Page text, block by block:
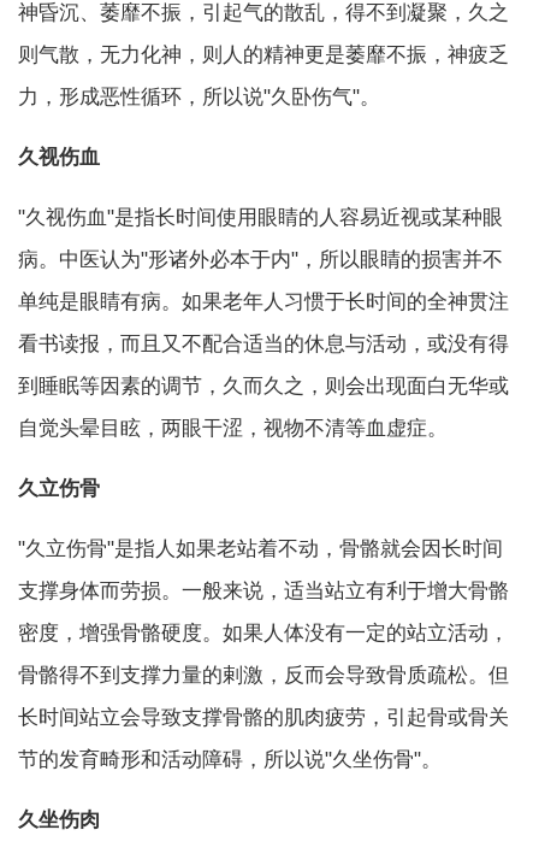
神昏沉、萎靡不振，引起气的散乱，得不到凝聚，久之
则气散，无力化神，则人的精神更是萎靡不振，神疲乏
力，形成恶性循环，所以说"久卧伤气"。
久视伤血
"久视伤血"是指长时间使用眼睛的人容易近视或某种眼
病。中医认为"形诸外必本于内"，所以眼睛的损害并不
单纯是眼睛有病。如果老年人习惯于长时间的全神贯注
看书读报，而且又不配合适当的休息与活动，或没有得
到睡眠等因素的调节，久而久之，则会出现面白无华或
自觉头晕目眩，两眼干涩，视物不清等血虚症。
久立伤骨
"久立伤骨"是指人如果老站着不动，骨骼就会因长时间
支撑身体而劳损。一般来说，适当站立有利于增大骨骼
密度，增强骨骼硬度。如果人体没有一定的站立活动，
骨骼得不到支撑力量的剌激，反而会导致骨质疏松。但
长时间站立会导致支撑骨骼的肌肉疲劳，引起骨或骨关
节的发育畸形和活动障碍，所以说"久坐伤骨"。
久坐伤肉